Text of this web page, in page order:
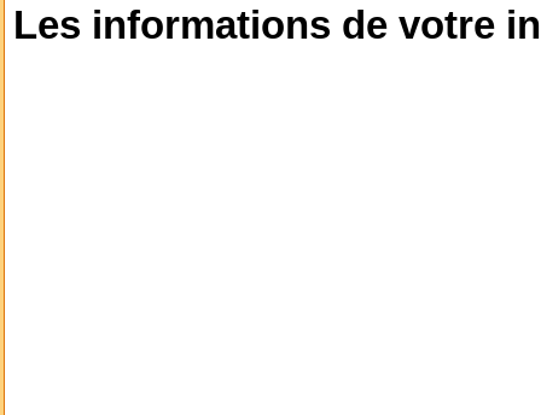
Les informations de votre